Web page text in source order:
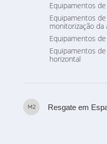
Equipamentos
Equipamentos
monitorização da
Equipamentos
Equipamentos
horizontal
Resgate em